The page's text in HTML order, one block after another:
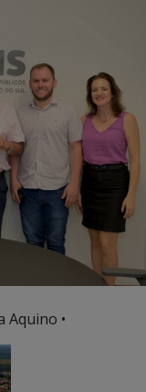
Aquino •